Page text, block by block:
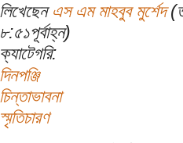
লিখেছেন এস এম মাহবুব মুর্শেদ
৮:৫১পূর্বাহ্ন)
ক্যাটেগরি:
দিনপঞ্জি
চিন্তাভাবনা
স্মৃতিচারণ